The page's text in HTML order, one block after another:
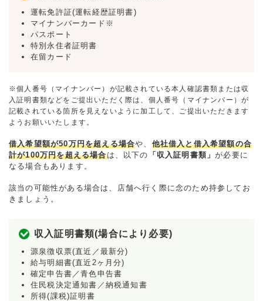
運転免許証(運転経歴証明書)
マイナンバーカード※
パスポート
特別永住者証明書
在留カード
※個人番号（マイナンバー）が記載されている本人確認書類または収
入証明書類などをご提出いただく際は、個人番号（マイナンバー）が
記載されている箇所を見えないように加工して、ご提出いただきます
ようお願いいたします。
借入希望額が50万円を超える場合や、 他社借入と借入希望額の合
計が100万円を超える場合は、以下の 「収入証明書類」が必要に
なる場合もあります。
該当の可能性がある場合は、店舗へ行く際に念のため持参してお
きましょう。
収入証明書類(場合により必要)
源泉徴収票(直近／最新分)
給与明細書(直近2ヶ月分)
確定申告書／青色申告書
住民税決定通知書／納税通知書
所得(課税)証明書